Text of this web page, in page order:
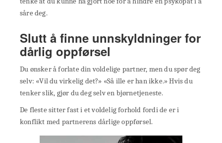
såre deg.
Slutt å finne unnskyldninger for
dårlig oppførsel
Du ønsker å forlate din voldelige partner, men du spør deg
selv: «Vil du virkelig det?» «Så ille er han ikke.» Hvis du
tenker slik, gjør du deg selv en bjørnetjeneste.
De fleste sitter fast i et voldelig forhold fordi de er i
konflikt med partnerens dårlige oppførsel.